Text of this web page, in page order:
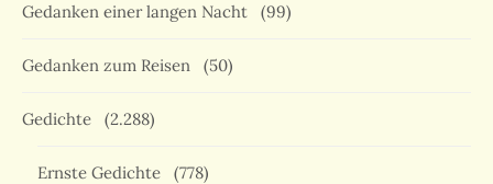
Gedanken einer langen Nacht (99)
Gedanken zum Reisen (50)
Gedichte (2.288)
Ernste Gedichte (778)